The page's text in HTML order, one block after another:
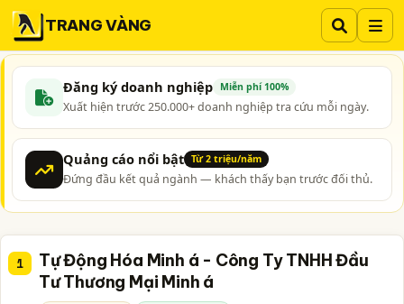
TRANG VÀNG
Đăng ký doanh nghiệp Miễn phí 100%
Xuất hiện trước 250.000+ doanh nghiệp tra cứu mỗi ngày.
Quảng cáo nổi bật Từ 2 triệu/năm
Đứng đầu kết quả ngành — khách thấy bạn trước đối thủ.
1
Tự Động Hóa Minh á - Công Ty TNHH Đầu
Tư Thương Mại Minh á